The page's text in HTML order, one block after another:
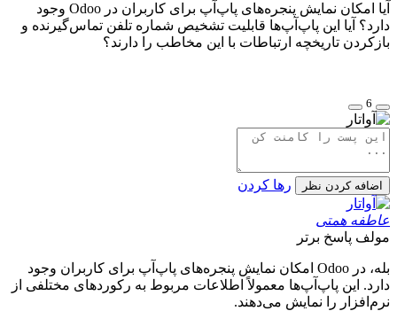
آیا امکان نمایش پنجره‌های پاپ‌آپ برای کاربران در Odoo وجود
دارد؟ آیا این پاپ‌آپ‌ها قابلیت تشخیص شماره تلفن تماس‌گیرنده و
بازکردن تاریخچه ارتباطات با این مخاطب را دارند؟
6
اضافه کردن نظر رها کردن
عاطفه همتی
مولف پاسخ برتر
بله، در Odoo امکان نمایش پنجره‌های پاپ‌آپ برای کاربران وجود
دارد. این پاپ‌آپ‌ها معمولاً اطلاعات مربوط به رکوردهای مختلفی از
نرم‌افزار را نمایش می‌دهند.